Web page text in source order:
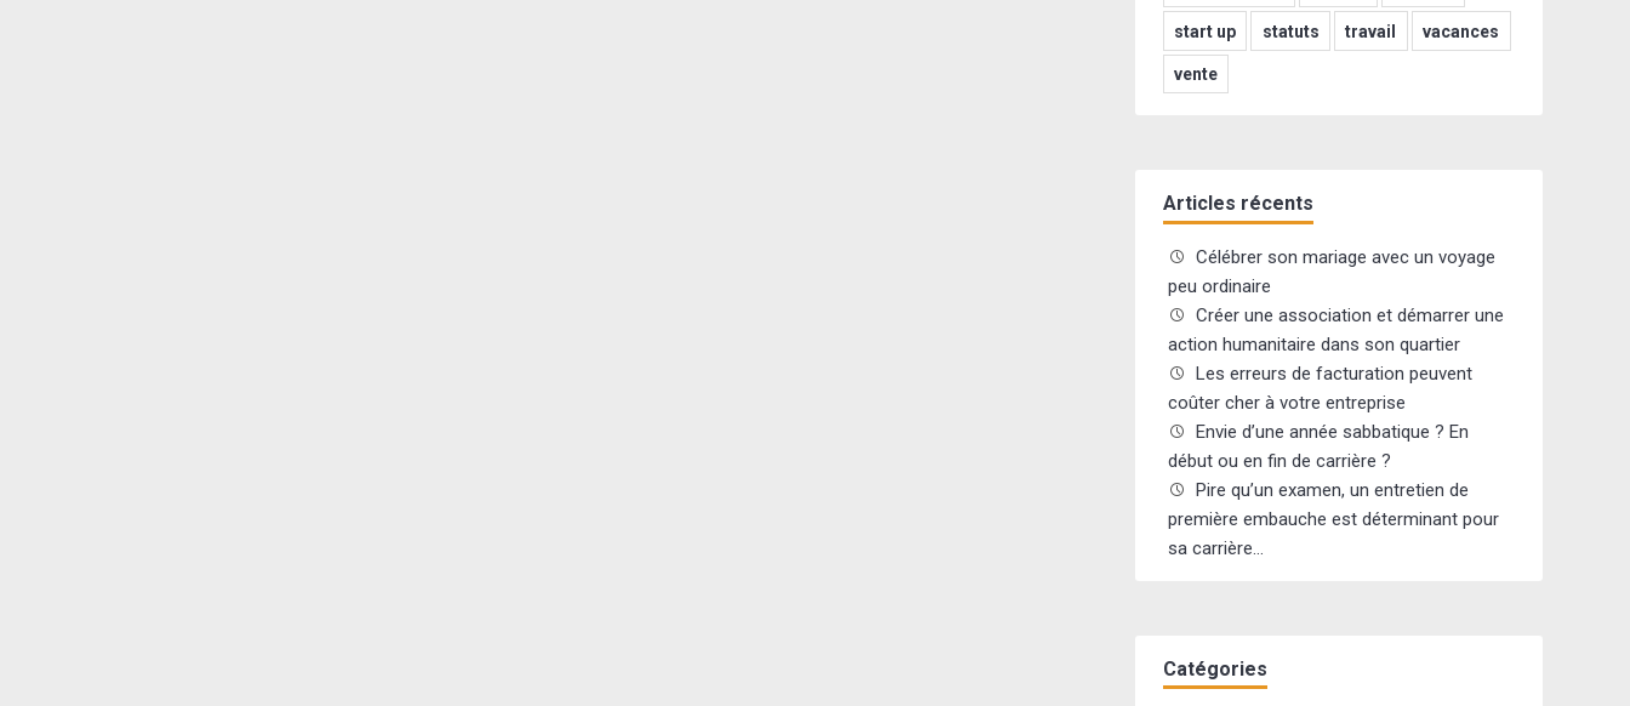
start up statuts travail vacances
vente
Articles récents
Célébrer son mariage avec un voyage
peu ordinaire
Créer une association et démarrer une
action humanitaire dans son quartier
Les erreurs de facturation peuvent
coûter cher à votre entreprise
Envie d’une année sabbatique ? En
début ou en fin de carrière ?
Pire qu’un examen, un entretien de
première embauche est déterminant pour
sa carrière…
Catégories